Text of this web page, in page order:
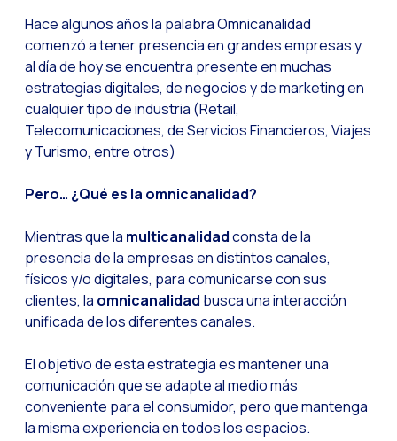
Evolução do
Inteligência
O ecossistema de
Banca 4.0: A
Como digitalizar
Leads na mira da
Como melhorar a
Hace algunos años la palabra Omnicanalidad
comenzó a tener presencia en grandes empresas y
al día de hoy se encuentra presente en muchas
estrategias digitales, de negocios y de marketing en
cualquier tipo de industria (Retail,
Telecomunicaciones, de Servicios Financieros, Viajes
y Turismo, entre otros)
Pero… ¿Qué es la omnicanalidad?
Mientras que la multicanalidadconsta de la
presencia de la empresas en distintos canales,
físicos y/o digitales, para comunicarse con sus
clientes, la omnicanalidad busca una interacción
unificada de los diferentes canales.
El objetivo de esta estrategia es mantener una
comunicación que se adapte al medio más
conveniente para el consumidor, pero que mantenga
la misma experiencia en todos los espacios.